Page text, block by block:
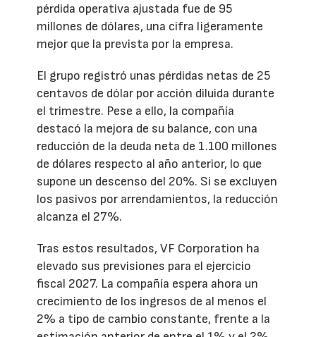
pérdida operativa ajustada fue de 95
millones de dólares, una cifra ligeramente
mejor que la prevista por la empresa.
El grupo registró unas pérdidas netas de 25
centavos de dólar por acción diluida durante
el trimestre. Pese a ello, la compañía
destacó la mejora de su balance, con una
reducción de la deuda neta de 1.100 millones
de dólares respecto al año anterior, lo que
supone un descenso del 20%. Si se excluyen
los pasivos por arrendamientos, la reducción
alcanza el 27%.
Tras estos resultados, VF Corporation ha
elevado sus previsiones para el ejercicio
fiscal 2027. La compañía espera ahora un
crecimiento de los ingresos de al menos el
2% a tipo de cambio constante, frente a la